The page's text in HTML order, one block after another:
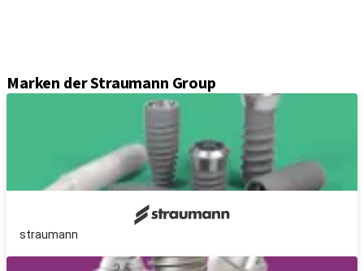
Marken der Straumann Group
straumann